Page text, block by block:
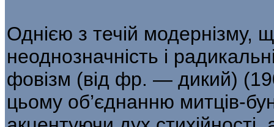
Однією з течій модернізму,
неоднознач­ність і
фовізм (від фр. — дикий)
цьому об’єднанню митців-